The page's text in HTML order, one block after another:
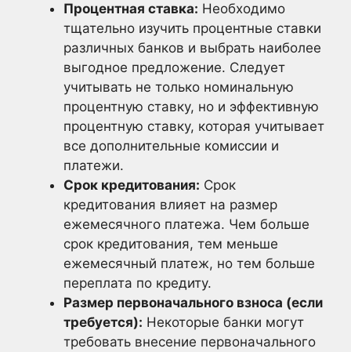
Процентная ставка: Необходимо
тщательно изучить процентные ставки
различных банков и выбрать наиболее
выгодное предложение. Следует
учитывать не только номинальную
процентную ставку, но и эффективную
процентную ставку, которая учитывает
все дополнительные комиссии и
платежи.
Срок кредитования: Срок
кредитования влияет на размер
ежемесячного платежа. Чем больше
срок кредитования, тем меньше
ежемесячный платеж, но тем больше
переплата по кредиту.
Размер первоначального взноса (если
требуется): Некоторые банки могут
требовать внесение первоначального